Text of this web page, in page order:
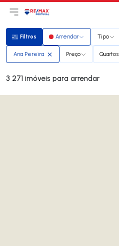
Abri menu principal
LogoIr para página inicial
Filtros
Filtros Arrendar Tipo
Ana Pereira Preço Quartos
3 271 imóveis para arrendar